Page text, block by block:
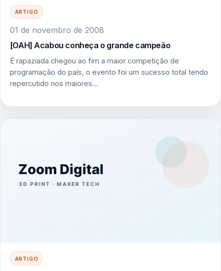
ARTIGO
01 de novembro de 2008
[OAH] Acabou conheça o grande campeão
É rapaziada chegou ao fim a maior competição de
programação do país, o evento foi um sucesso total tendo
repercutido nos maiores…
ARTIGO